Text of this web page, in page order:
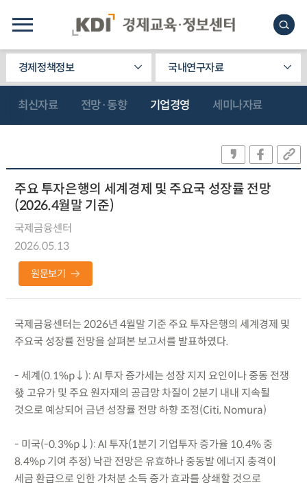
경제정책정보 국내연구자료
최신자료 전망·동향 기업경영 세미나자료
주요 투자은행의 세계경제 및 주요국 성장률 전망
(2026.4월말 기준)
국제금융센터
2026.05.13
원문보기
국제금융센터는 2026년 4월말 기준 주요 투자은행의 세계경제 및
주요국 성장률 전망을 살펴본 보고서를 발표하였다.
- 세계(0.1%p↓): AI 투자 증가세는 성장 지지 요인이나 중동 전쟁
發 고유가 및 주요 원자재의 공급망 차질이 2분기 내내 지속될
것으로 예상되어 금년 성장률 전망 하향 조정(Citi, Nomura)
- 미국(-0.3%p↓): AI 투자(1분기 기업투자 증가율 10.4% 중
8.4%p 기여 추정) 낙관 전망은 유효하나 중동발 에너지 충격이
세금 환급으로 인한 가처분 소득 증가 효과를 상쇄할 것으로